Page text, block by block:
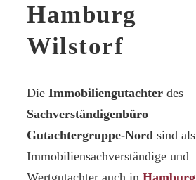
Hamburg
Wilstorf
Die Immobiliengutachter des
Sachverständigenbüro
Gutachtergruppe-Nord sind als
Immobiliensachverständige und